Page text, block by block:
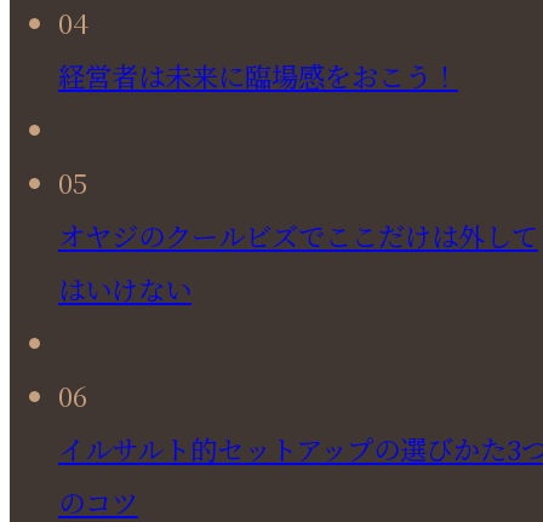
04
経営者は未来に臨場感をおこう！
05
オヤジのクールビズでここだけは外して
はいけない
06
イルサルト的セットアップの選びかた3
のコツ